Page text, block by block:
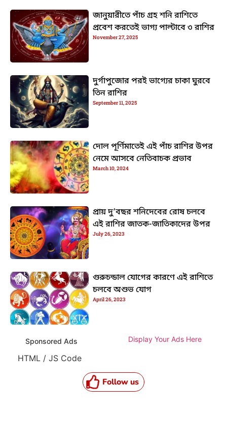
জানুয়ারীতে পাঁচ গ্রহ শনি রাশিতে
প্রবেশ করতেই ভাগ্য পাল্টাবে ৩ রাশির
November 27, 2025
দুর্গাপুজোর পরই ভাগ্যের চাকা ঘুরবে
তিন রাশির
September 11, 2025
দোল পূর্ণিমাতেই এই পাঁচ রাশির উপর
নেমে আসবে নেতিবাচক প্রভাব
March 10, 2024
প্রায় দু’বছর শনিদেবের রোষ চলবে
এই রাশির জাতক-জাতিকাদের উপর
July 26, 2023
গুরুচন্ডাল যোগের কারণে এই রাশিতে
চলবে অশুভ যোগ
April 26, 2023
Sponsored Ads Display Your Ads Here
HTML / JS Code
Follow us